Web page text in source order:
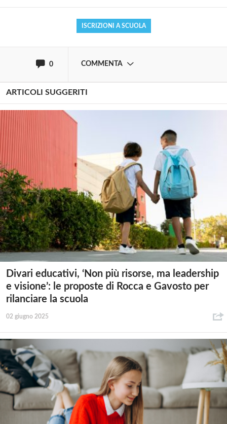
ISCRIZIONI A SCUOLA
0 COMMENTA
ARTICOLI SUGGERITI
Divari educativi, ‘Non più risorse, ma leadership
e visione’: le proposte di Rocca e Gavosto per
rilanciare la scuola
02 giugno 2025